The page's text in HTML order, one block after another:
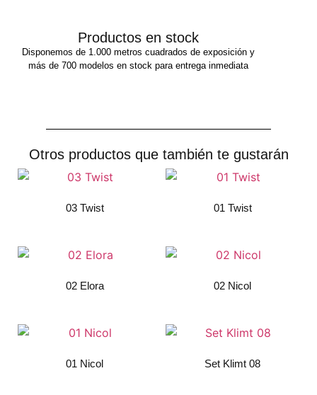
Productos en stock
Disponemos de 1.000 metros cuadrados de exposición y
más de 700 modelos en stock para entrega inmediata
Otros productos que también te gustarán
03 Twist 01 Twist
02 Elora 02 Nicol
01 Nicol Set Klimt 08